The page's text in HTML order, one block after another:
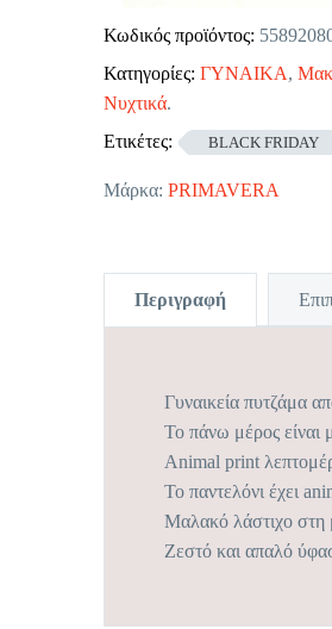
Κωδικός προϊόντος:
Κατηγορίες: ΓΥΝΑΙΚΑ,
Νυχτικά.
Ετικέτες:
BLACK FRIDAY
Μάρκα: PRIMAVERA
Περιγραφή
Γυναικεία πυτζάμα
Το πάνω μέρος είναι
Animal print
Το παντελόνι έχει
Μαλακό λάστιχο στη
Ζεστό και απαλό